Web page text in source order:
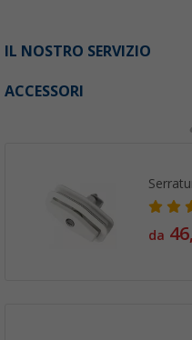
IL NOSTRO SERVIZIO
ACCESSORI
da 46,